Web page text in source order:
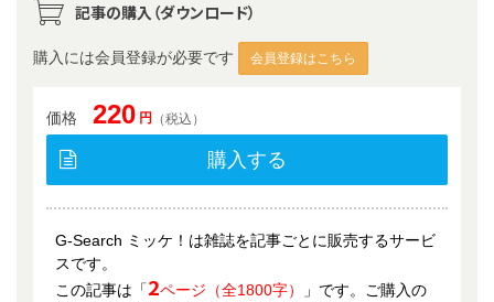
記事の購入（ダウンロード）
購入には会員登録が必要です 会員登録はこちら
価格 220 円 （税込）
購入する
G-Search ミッケ！は雑誌を記事ごとに販売するサービ
スです。
この記事は「2ページ（全1800字）
」です。ご購入の